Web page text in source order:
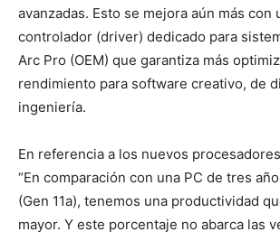
avanzadas. Esto se mejora aún más con
controlador (driver) dedicado para
Arc Pro (OEM) que garantiza más
rendimiento para software creativo, de
ingeniería.
En referencia a los nuevos
“En comparación con una PC de tres
(Gen 11a), tenemos una productividad
mayor. Y este porcentaje no abarca las